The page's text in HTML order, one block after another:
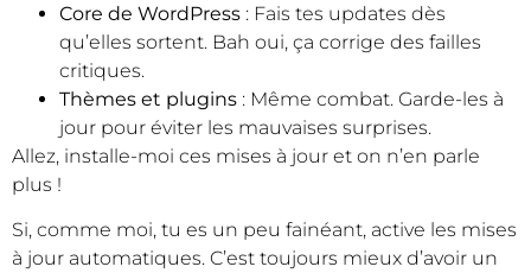
Core de WordPress : Fais tes updates dès
qu’elles sortent. Bah oui, ça corrige des failles
critiques.
Thèmes et plugins : Même combat. Garde-les à
jour pour éviter les mauvaises surprises.
Allez, installe-moi ces mises à jour et on n’en parle
plus !
Si, comme moi, tu es un peu fainéant, active les mises
à jour automatiques. C’est toujours mieux d’avoir un